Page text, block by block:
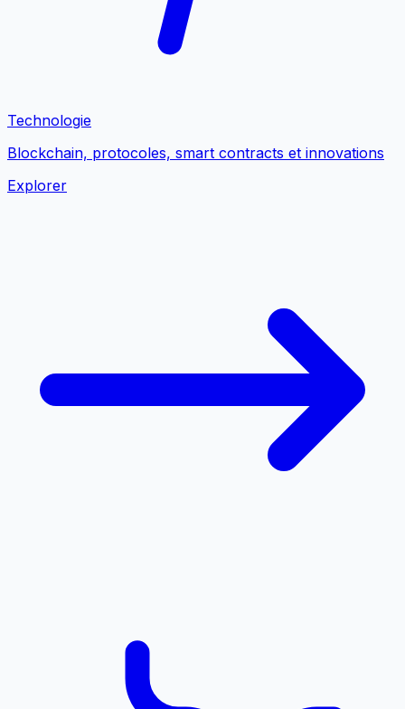
Technologie
Blockchain, protocoles, smart contracts et innovations
Explorer